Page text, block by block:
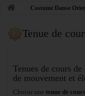
Costume Danse
Tenue de
Tenues de cours
de mouvement et
Choisir une tenue de